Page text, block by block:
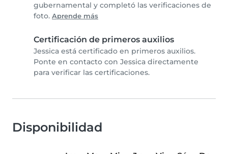
gubernamental y completó las verificaciones de
foto. Aprende más
Certificación de primeros auxilios
Jessica está certificado en primeros auxilios.
Ponte en contacto con Jessica directamente
para verificar las certificaciones.
Disponibilidad